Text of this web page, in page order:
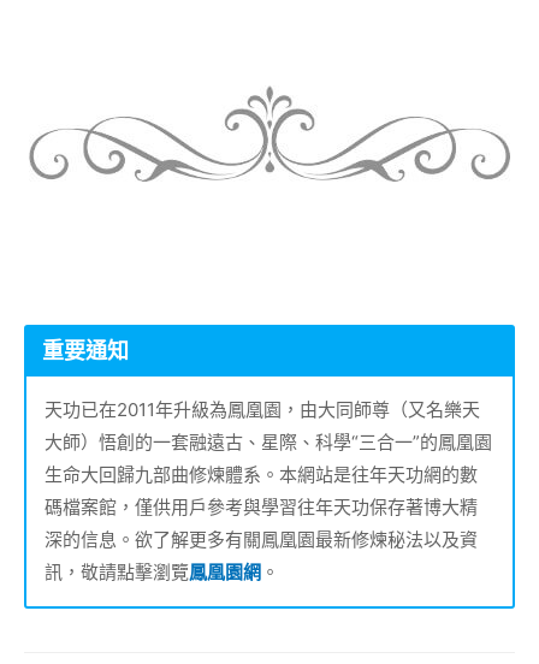
重要通知
天功已在2011年升級為鳳凰園，由大同師尊（又名樂天
大師）悟創的一套融遠古、星際、科學“三合一”的鳳凰園
生命大回歸九部曲修煉體系。本網站是往年天功網的數
碼檔案館，僅供用戶參考與學習往年天功保存著博大精
深的信息。欲了解更多有關鳳凰園最新修煉秘法以及資
訊，敬請點擊瀏覽鳳凰園網 。